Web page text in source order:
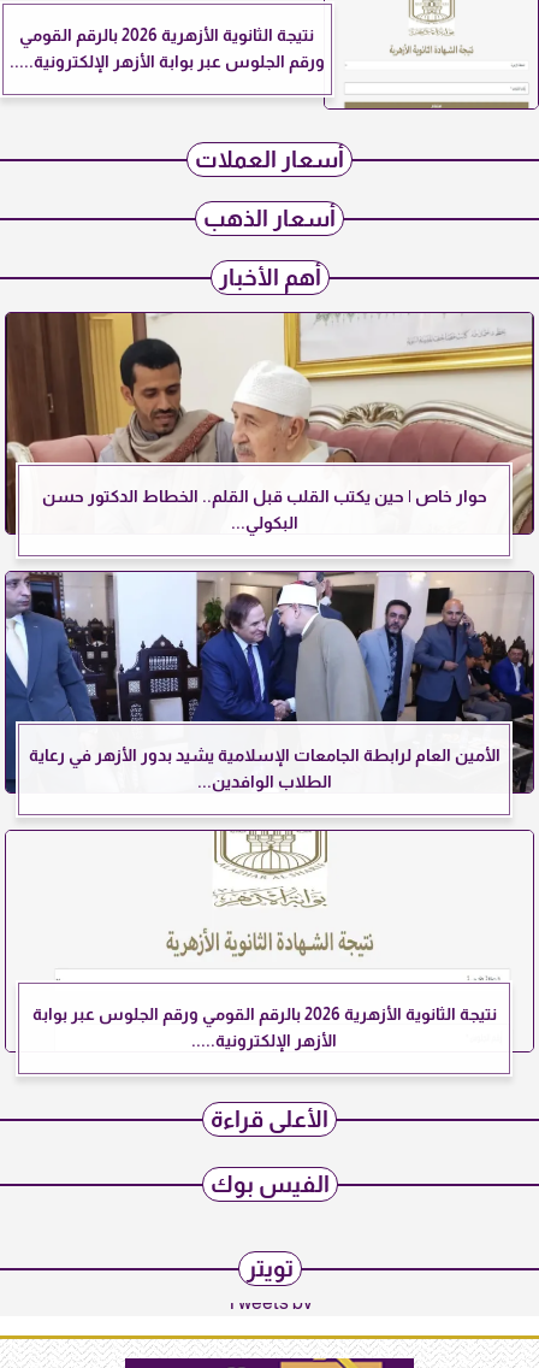
نتيجة الثانوية الأزهرية 2026 بالرقم القومي
ورقم الجلوس عبر بوابة الأزهر الإلكترونية.....
أسعار العملات
أسعار الذهب
أهم الأخبار
حوار خاص | حين يكتب القلب قبل القلم.. الخطاط الدكتور حسن
البكولي...
الأمين العام لرابطة الجامعات الإسلامية يشيد بدور الأزهر في رعاية
الطلاب الوافدين...
نتيجة الثانوية الأزهرية 2026 بالرقم القومي ورقم الجلوس عبر بوابة
الأزهر الإلكترونية.....
الأعلى قراءة
الفيس بوك
تويتر
Tweets by